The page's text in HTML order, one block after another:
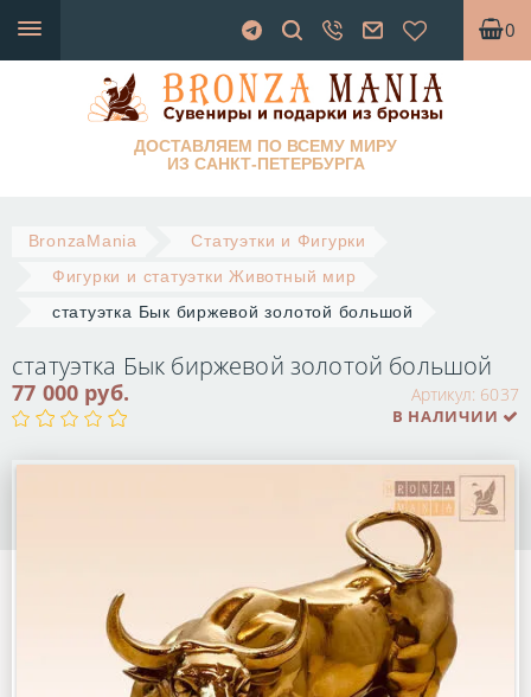
0
ДОСТАВЛЯЕМ ПО ВСЕМУ МИРУ
ИЗ САНКТ-ПЕТЕРБУРГА
BronzaMania
Статуэтки и Фигурки
Фигурки и статуэтки Животный мир
статуэтка Бык биржевой золотой большой
статуэтка Бык биржевой золотой большой
Артикул: 6037
77 000 руб.
В НАЛИЧИИ